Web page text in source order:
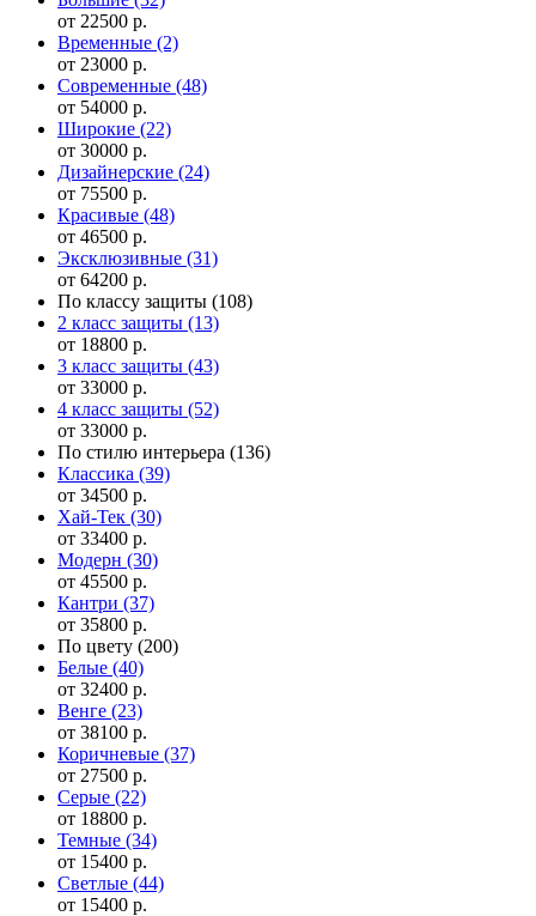
от 22500 р.
Временные (2)
от 23000 р.
Современные (48)
от 54000 р.
Широкие (22)
от 30000 р.
Дизайнерские (24)
от 75500 р.
Красивые (48)
от 46500 р.
Эксклюзивные (31)
от 64200 р.
По классу защиты (108)
2 класс защиты (13)
от 18800 р.
3 класс защиты (43)
от 33000 р.
4 класс защиты (52)
от 33000 р.
По стилю интерьера (136)
Классика (39)
от 34500 р.
Хай-Тек (30)
от 33400 р.
Модерн (30)
от 45500 р.
Кантри (37)
от 35800 р.
По цвету (200)
Белые (40)
от 32400 р.
Венге (23)
от 38100 р.
Коричневые (37)
от 27500 р.
Серые (22)
от 18800 р.
Темные (34)
от 15400 р.
Светлые (44)
от 15400 р.